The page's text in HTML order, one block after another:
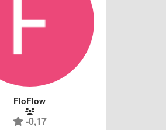
FloFlow
-0,17